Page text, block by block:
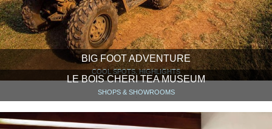
BIG FOOT ADVENTURE
COOL SPOTS, HIGHLIGHTS
LE BOIS CHERI TEA MUSEUM
SHOPS & SHOWROOMS